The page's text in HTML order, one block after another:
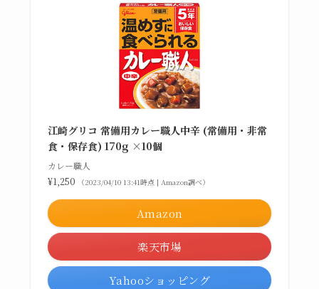
江崎グリコ 常備用カレー職人中辛 (常備用・非常
食・保存食) 170g ×10個
カレー職人
¥1,250
（2023/04/10 13:41時点 | Amazon調べ）
Amazon
楽天市場
Yahooショッピング